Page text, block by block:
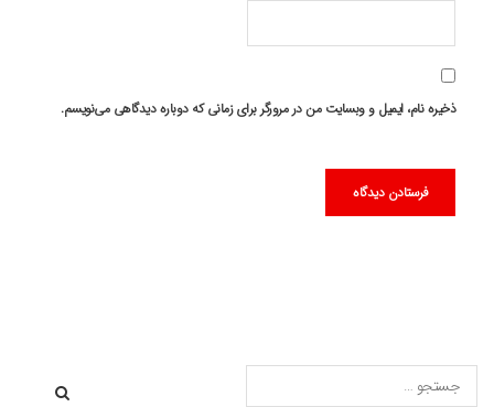
ذخیره نام، ایمیل و وبسایت من در مرورگر برای زمانی که دوباره دیدگاهی می‌نویسم.